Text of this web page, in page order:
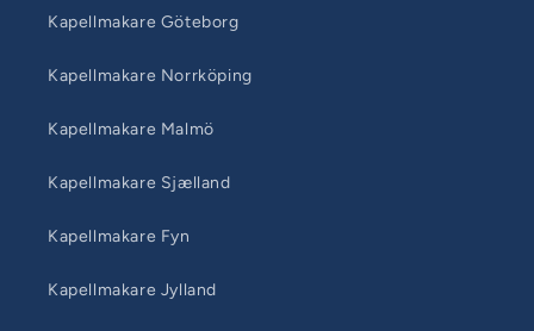
Kapellmakare Göteborg
Kapellmakare Norrköping
Kapellmakare Malmö
Kapellmakare Sjælland
Kapellmakare Fyn
Kapellmakare Jylland